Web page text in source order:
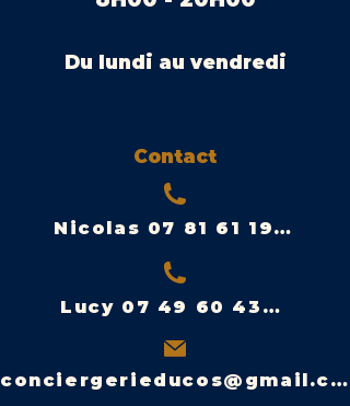
Du lundi au vendredi
Contact
Nicolas 07 81 61 19 00
Lucy 07 49 60 43 15
conciergerieducos@gmail.com